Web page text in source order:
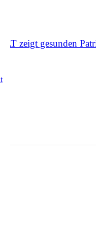
zeigt gesunden